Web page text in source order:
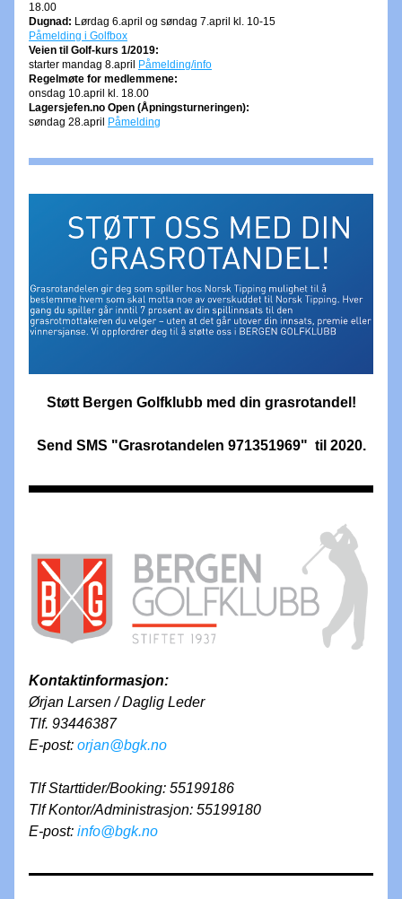
18.00
Dugnad: Lørdag 6.april og søndag 7.april kl. 10-15
Påmelding i Golfbox
Veien til Golf-kurs 1/2019:
starter mandag 8.april
Påmelding/info
Regelmøte for medlemmene:
onsdag 10.april kl. 18.00
Lagersjefen.no Open (Åpningsturneringen):
søndag 28.april
Påmelding
Støtt Bergen Golfklubb med din grasrotandel!
Send SMS "Grasrotandelen 971351969"  til 2020.
Kontaktinformasjon:
Ørjan Larsen / Daglig Leder
Tlf. 93446387
E-post: orjan@bgk.no
Tlf Starttider/Booking: 55199186
Tlf Kontor/Administrasjon: 55199180
E-post: info@bgk.no